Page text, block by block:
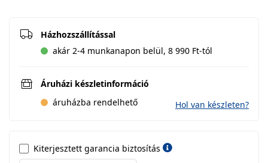
Házhozszállítással
akár 2-4 munkanapon belül, 8 990 Ft-tól
Áruházi készletinformáció
áruházba rendelhető
Hol van készleten?
Kiterjesztett garancia biztosítás